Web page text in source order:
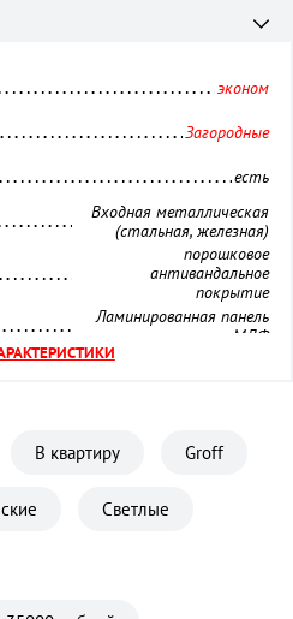
эконом
Загородные
есть
Входная металлическая
(стальная, железная)
порошковое
антивандальное
покрытие
Ламинированная панель
МДФ
Цилиндровый
В квартиру Groff
Светлые